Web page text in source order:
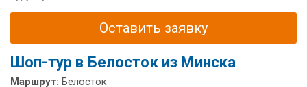
Оставить заявку
Шоп-тур в Белосток из Минска
Маршрут: Белосток